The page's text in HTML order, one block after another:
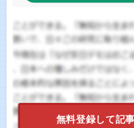
無料登録して記